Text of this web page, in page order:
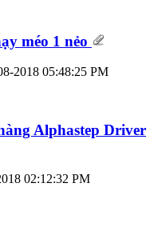
méo 1 nẻo
2018 05:48:25 PM
Alphastep Driver
02:12:32 PM